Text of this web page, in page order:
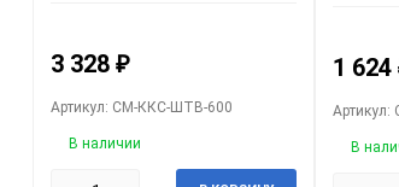
3 328 ₽
Артикул: CM-ККС-ШТВ-600
В наличии
1 624
Артикул:
В